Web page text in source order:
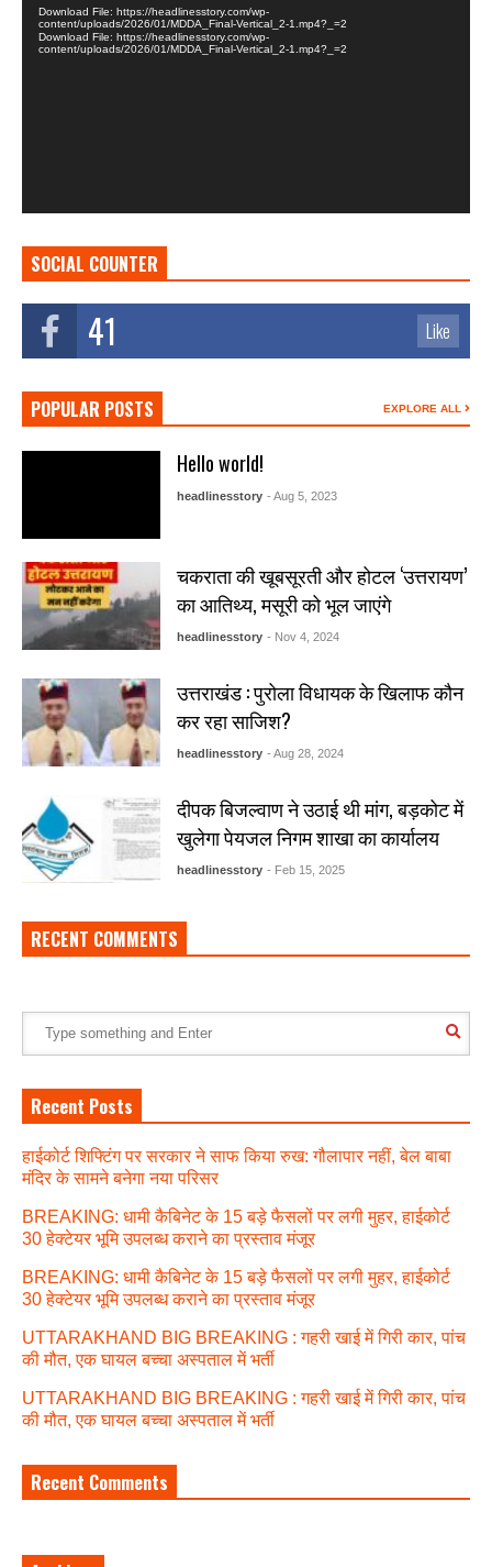
Download File: https://headlinesstory.com/wp-
content/uploads/2026/01/MDDA_Final-Vertical_2-1.mp4?_=2
Download File: https://headlinesstory.com/wp-
content/uploads/2026/01/MDDA_Final-Vertical_2-1.mp4?_=2
SOCIAL COUNTER
41 Like
POPULAR POSTS EXPLORE ALL
Hello world!
headlinesstory - Aug 5, 2023
चकराता की खूबसूरती और होटल ‘उत्तरायण’
का आतिथ्य, मसूरी को भूल जाएंगे
headlinesstory - Nov 4, 2024
उत्तराखंड : पुरोला विधायक के खिलाफ कौन
कर रहा साजिश?
headlinesstory - Aug 28, 2024
दीपक बिजल्वाण ने उठाई थी मांग, बड़कोट में
खुलेगा पेयजल निगम शाखा का कार्यालय
headlinesstory - Feb 15, 2025
RECENT COMMENTS
Recent Posts
हाईकोर्ट शिफ्टिंग पर सरकार ने साफ किया रुख: गौलापार नहीं, बेल बाबा
मंदिर के सामने बनेगा नया परिसर
BREAKING: धामी कैबिनेट के 15 बड़े फैसलों पर लगी मुहर, हाईकोर्ट
30 हेक्टेयर भूमि उपलब्ध कराने का प्रस्ताव मंजूर
BREAKING: धामी कैबिनेट के 15 बड़े फैसलों पर लगी मुहर, हाईकोर्ट
30 हेक्टेयर भूमि उपलब्ध कराने का प्रस्ताव मंजूर
UTTARAKHAND BIG BREAKING : गहरी खाई में गिरी कार, पांच
की मौत, एक घायल बच्चा अस्पताल में भर्ती
UTTARAKHAND BIG BREAKING : गहरी खाई में गिरी कार, पांच
की मौत, एक घायल बच्चा अस्पताल में भर्ती
Recent Comments